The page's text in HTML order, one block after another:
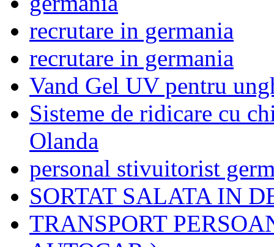
recrutare in germania
recrutare in germania
Vand Gel UV pentru
Sisteme de ridicare cu
Olanda
personal stivuitorist
SORTAT SALATA IN
TRANSPORT